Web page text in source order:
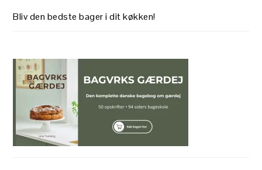
Bliv den bedste bager i dit køkken!